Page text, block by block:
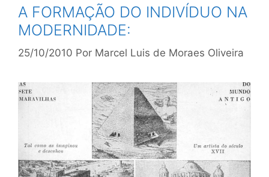
A FORMAÇÃO DO INDIVÍDUO NA
MODERNIDADE:
25/10/2010 Por Marcel Luis de Moraes Oliveira